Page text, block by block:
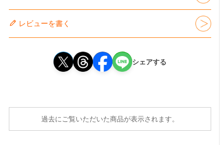
レビューを書く
シェアする
過去にご覧いただいた商品が表示されます。